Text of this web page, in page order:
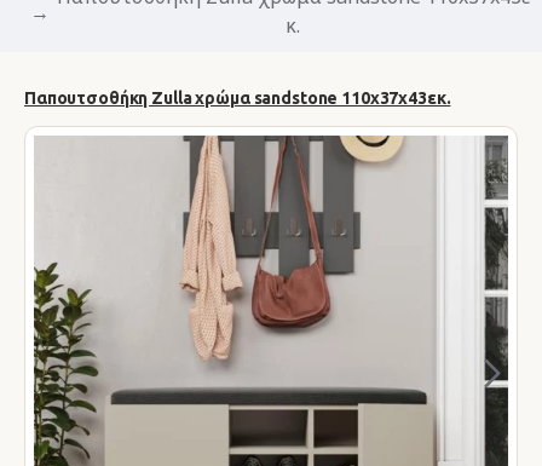
κ.
Παπουτσοθήκη Zulla χρώμα sandstone 110x37x43εκ.